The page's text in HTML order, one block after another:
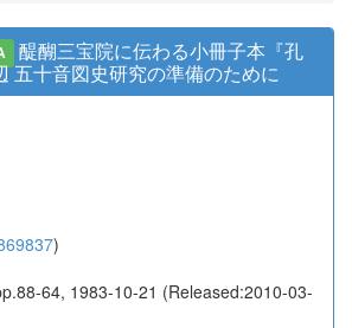
醍醐三宝院に伝わる小冊子本『孔
五十音図史研究の準備のために
)
64, 1983-10-21 (Released:2010-03-